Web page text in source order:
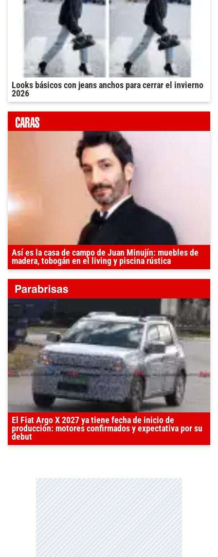
Looks básicos con jeans anchos para cerrar el invierno
2026
Así es la casa de campo de Juan Minujín: muebles de
madera, tobogán en el living y piscina rústica
El Fiat Argo X 2027 ya tiene fecha de inicio de
producción: motores confirmados y expectativa por su
debut